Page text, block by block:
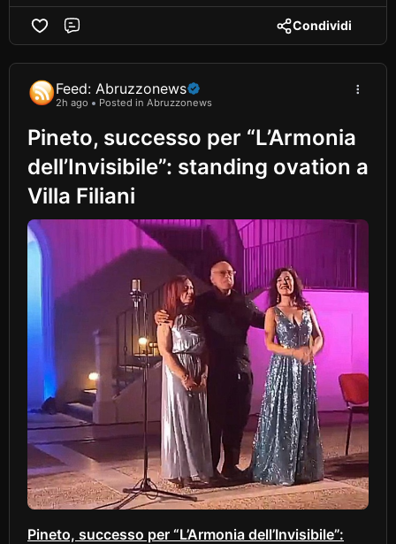
Condividi
Feed: Abruzzonews
2h ago Posted in Abruzzonews
Pineto, successo per “L’Armonia
dell’Invisibile”: standing ovation a
Villa Filiani
Pineto, successo per “L’Armonia dell’Invisibile”: